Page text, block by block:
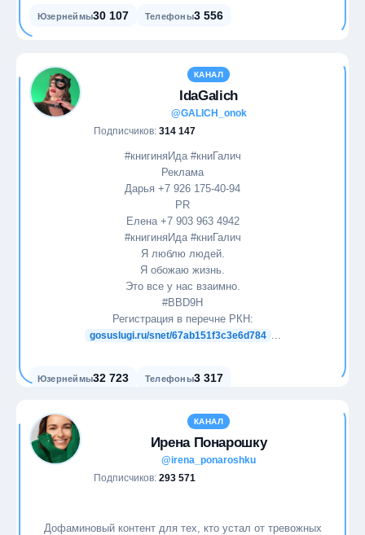
Юзернеймы30 107 Телефоны3 556
КАНАЛ
IdaGalich
@GALICH_onok
Подписчиков: 314 147
#книгиняИда #книГалич
Реклама
Дарья +7 926 175-40-94
PR
Елена +7 903 963 4942
#книгиняИда #книГалич
Я люблю людей.
Я обожаю жизнь.
Это все у нас взаимно.
#BBD9H
Регистрация в перечне РКН:
gosuslugi.ru/snet/67ab151f3c3e6d784 ...
Юзернеймы32 723 Телефоны3 317
КАНАЛ
Ирена Понарошку
@irena_ponaroshku
Подписчиков: 293 571
Дофаминовый контент для тех, кто устал от тревожных